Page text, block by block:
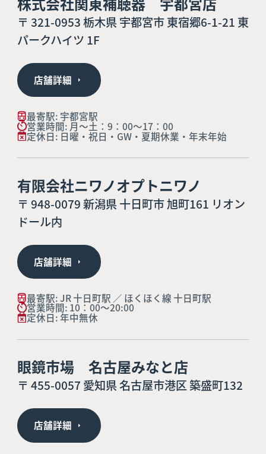
〒 321-0953 栃木県 宇都宮市 東宿郷6-1-21 東
パークハイツ 1F
店舗詳細
最寄駅: 宇都宮駅
営業時間: 月～土：9：00～17：00
定休日: 日曜・祝日・GW・夏期休業・年末年始
有限会社ニワノオプトニワノ
〒 948-0079 新潟県 十日町市 旭町161 リオン
ドール内
店舗詳細
最寄駅: JR 十日町駅 ／ ほくほく線 十日町駅
営業時間: 10：00～20:00
定休日: 年中無休
眼鏡市場 名古屋みなと店
〒 455-0057 愛知県 名古屋市港区 築盛町132
店舗詳細